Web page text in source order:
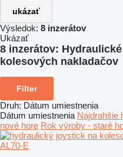
ukázať
Výsledok: 8 inzerátov
Ukázať
8 inzerátov:
kolesových nakladačov
Filter
Druh: Dátum umiestnenia
Dátum umiestnenia Najdrahšie
nové hore Rok výroby - staré